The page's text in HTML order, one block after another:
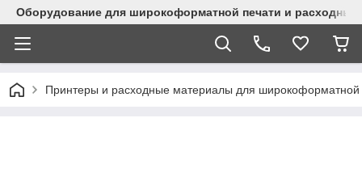
Оборудование для широкоформатной печати и
Принтеры и расходные материалы для широкоформатной